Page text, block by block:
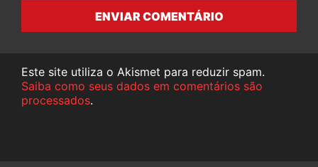
ENVIAR COMENTÁRIO
Este site utiliza o Akismet para reduzir spam.
Saiba como seus dados em comentários são
processados.